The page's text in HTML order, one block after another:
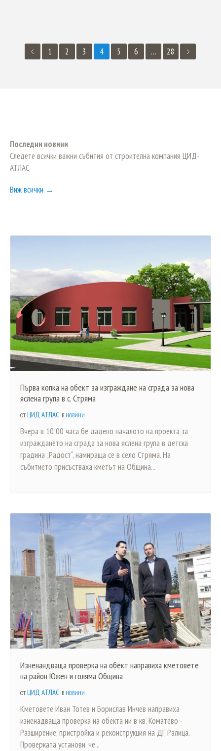
1 2 3 4 5 6 … 28
Последни новини
Следете всички важни събития от строителна компания ЦИД-
АТЛАС
Виж всички →
Първа копка на обект за изграждане на сграда за нова
яслена група в с. Стряма
ОТ ЦИД АТЛАС В НОВИНИ
Вчера в 10:00 часа бе дадено началото на проекта за
изграждането на сграда за нова яслена група в детска
градина „Радост“, намираща се в село Стряма. На
събитието присъстваха кметът на Община...
Изненандваща проверка на обект направиха кметовете
на район Южен и голяма Община
ОТ ЦИД АТЛАС В НОВИНИ
Кметовете Иван Тотев и Борислав Инчев направиха
изненадваща проверка на обекта ни в кв. Коматево -
Разширение, пристройка и реконструкция на ДГ Ралица.
Проверката установи, че...